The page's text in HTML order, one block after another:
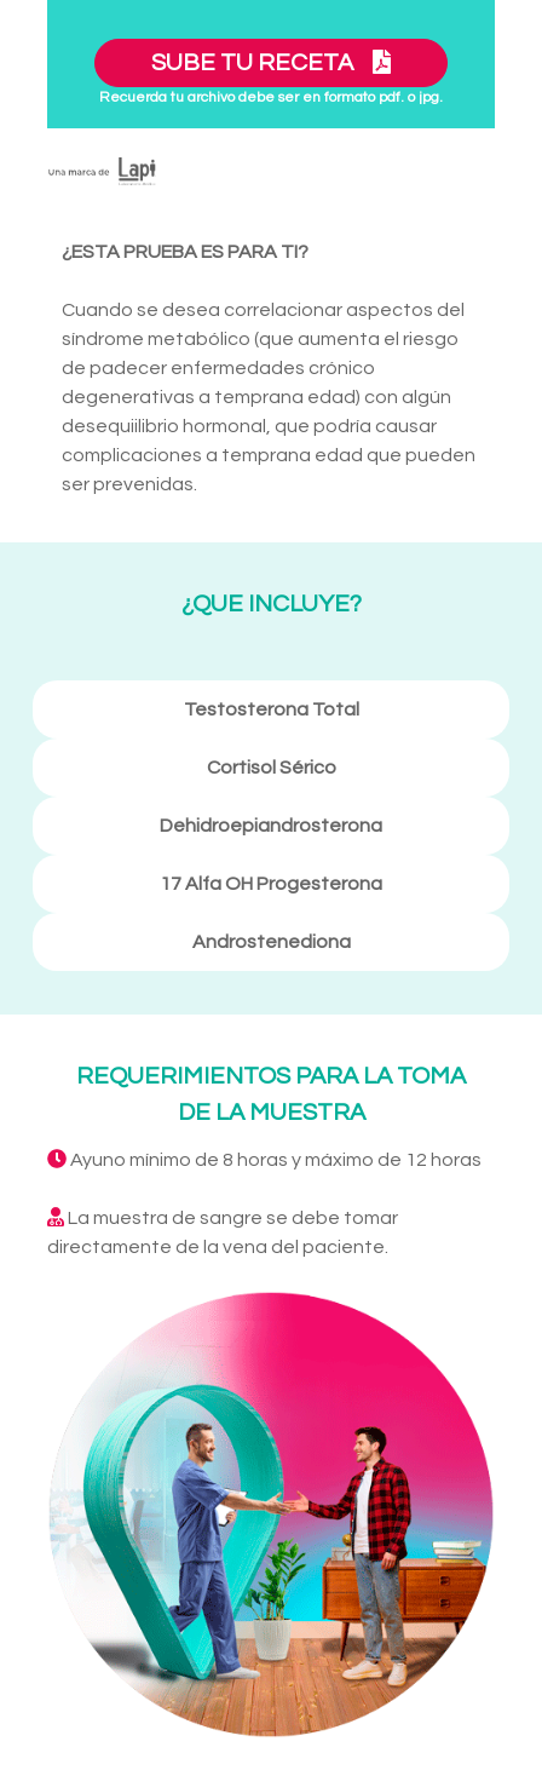
SUBE TU RECETA
Recuerda tu archivo debe ser en formato pdf. o jpg.
¿ESTA PRUEBA ES PARA TI?
Cuando se desea correlacionar aspectos del
síndrome metabólico (que aumenta el riesgo
de padecer enfermedades crónico
degenerativas a temprana edad) con algún
desequiilibrio hormonal, que podría causar
complicaciones a temprana edad que pueden
ser prevenidas.
¿QUE INCLUYE?
Testosterona Total
Cortisol Sérico
Dehidroepiandrosterona
17 Alfa OH Progesterona
Androstenediona
REQUERIMIENTOS PARA LA TOMA
DE LA MUESTRA
Ayuno mínimo de 8 horas y máximo de 12 horas
La muestra de sangre se debe tomar
directamente de la vena del paciente.